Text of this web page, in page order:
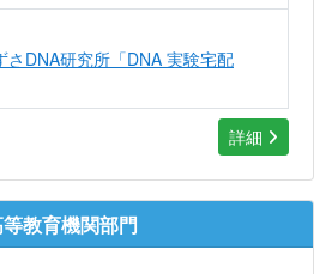
さDNA研究所「DNA 実験宅配
詳細
教育機関部門